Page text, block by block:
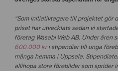
“Som initiativtagare till projektet gör
priset har utvecklats sedan vi
företag Wasabi Web AB. Under åren
600.000 kri stipendier till unga
många hemma i Uppsala.
allihopa stora förebilder som sprider